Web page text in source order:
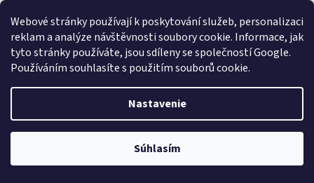
Webové stránky používají k poskytování služeb, personalizaci
reklam a analýze návštěvnosti soubory cookie. Informace, jak
tyto stránky používáte, jsou sdíleny se společností Google.
Používáním souhlasíte s použitím souborů cookie.
Nastavenie
Súhlasím
Novinka